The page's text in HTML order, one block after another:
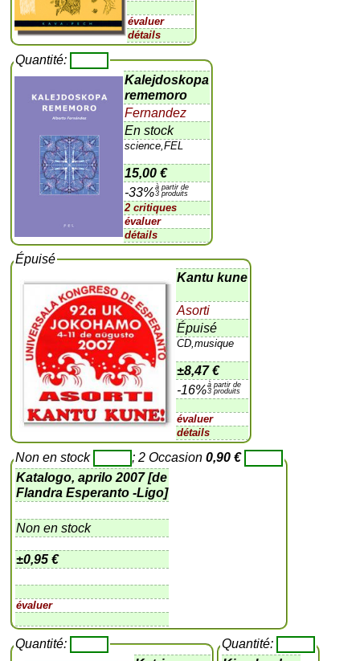
évaluer
détails
Quantité:
Kalejdoskopa
rememoro
Fernandez
En stock
science,FEL
15,00 €
-33%à partir de
3 produits
2 critiques
évaluer
détails
Épuisé
Kantu kune
Asorti
Épuisé
CD,musique
±8,47 €
-16%à partir de
3 produits
évaluer
détails
Non en stock ; 2 Occasion0,90 €
Katalogo, aprilo 2007 [de
Flandra Esperanto -Ligo]
Non en stock
±0,95 €
évaluer
Quantité:
Quantité: